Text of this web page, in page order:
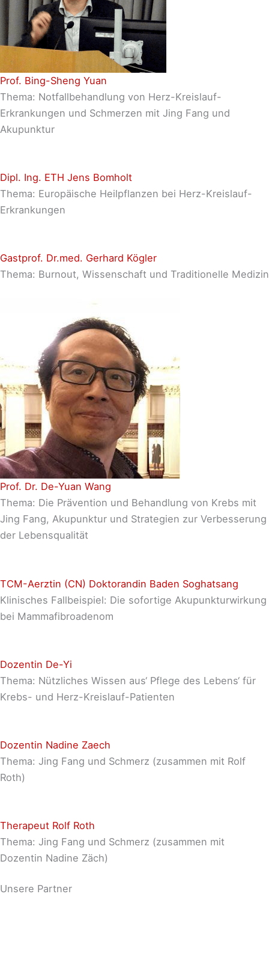
Prof. Bing-Sheng Yuan
Thema: Notfallbehandlung von Herz-Kreislauf-
Erkrankungen und Schmerzen mit Jing Fang und
Akupunktur
Dipl. Ing. ETH Jens Bomholt
Thema: Europäische Heilpflanzen bei Herz-Kreislauf-
Erkrankungen
Gastprof. Dr.med. Gerhard Kögler
Thema: Burnout, Wissenschaft und Traditionelle Medizin
Prof. Dr. De-Yuan Wang
Thema: Die Prävention und Behandlung von Krebs mit
Jing Fang, Akupunktur und Strategien zur Verbesserung
der Lebensqualität
TCM-Aerztin (CN) Doktorandin Baden Soghatsang
Klinisches Fallbeispiel: Die sofortige Akupunkturwirkung
bei Mammafibroadenom
Dozentin De-Yi
Thema: Nützliches Wissen aus‘ Pflege des Lebens‘ für
Krebs- und Herz-Kreislauf-Patienten
Dozentin Nadine Zaech
Thema: Jing Fang und Schmerz (zusammen mit Rolf
Roth)
Therapeut Rolf Roth
Thema: Jing Fang und Schmerz (zusammen mit
Dozentin Nadine Zäch)
Unsere Partner